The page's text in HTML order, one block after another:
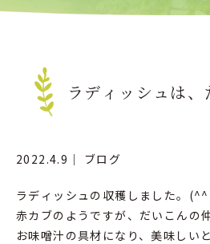
ラディッシュは、
2022.4.9｜ ブログ
ラディッシュの収穫しました。
赤カブのようですが、だいこんの
お味噌汁の具材になり、美味しい